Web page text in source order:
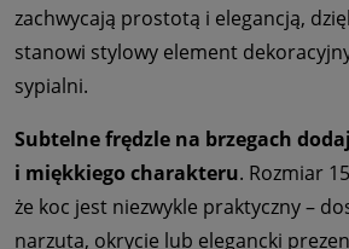
zachwycają prostotą i elegancją,
stanowi stylowy element
sypialni.
Subtelne frędzle na brzegach
i miękkiego charakteru. Rozmiar
że koc jest niezwykle praktyczny –
narzuta, okrycie lub elegancki